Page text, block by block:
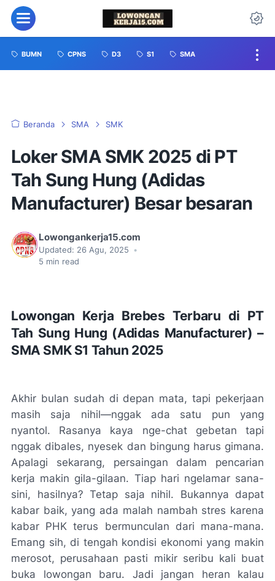
BUMN CPNS D3 S1 SMA
Beranda SMA SMK
Loker SMA SMK 2025 di PT
Tah Sung Hung (Adidas
Manufacturer) Besar besaran
Lowongankerja15.com
Updated: 26 Agu, 2025
•
5 min read
Lowongan Kerja Brebes Terbaru di PT
Tah Sung Hung (Adidas Manufacturer) –
SMA SMK S1 Tahun 2025
Akhir bulan sudah di depan mata, tapi pekerjaan
masih saja nihil—nggak ada satu pun yang
nyantol. Rasanya kaya nge-chat gebetan tapi
nggak dibales, nyesek dan bingung harus gimana.
Apalagi sekarang, persaingan dalam pencarian
kerja makin gila-gilaan. Tiap hari ngelamar sana-
sini, hasilnya? Tetap saja nihil. Bukannya dapat
kabar baik, yang ada malah nambah stres karena
kabar PHK terus bermunculan dari mana-mana.
Emang sih, di tengah kondisi ekonomi yang makin
merosot, perusahaan pasti mikir seribu kali buat
buka lowongan baru. Jadi jangan heran kalau